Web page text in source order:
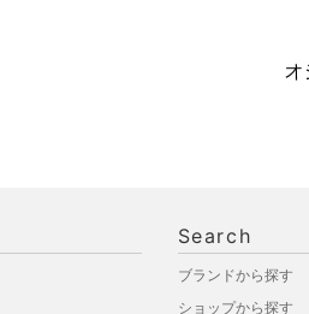
Search
ブランドから探す
ショップから探す